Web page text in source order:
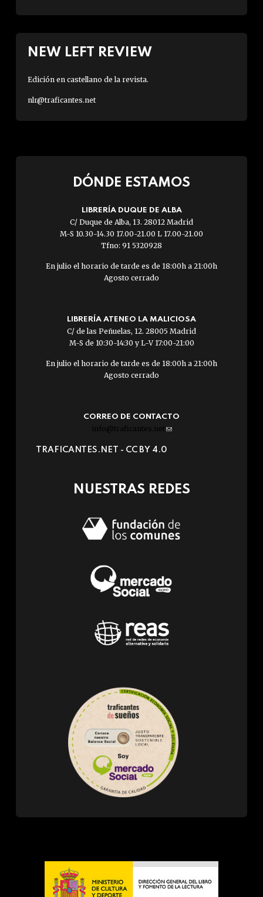
NEW LEFT REVIEW
Edición en castellano de la revista.
nlr@traficantes.net
DÓNDE ESTAMOS
LIBRERÍA DUQUE DE ALBA
C/ Duque de Alba, 13. 28012 Madrid
M-S 10.30-14.30 17.00-21.00 L 17.00-21.00
Tfno: 91 5320928
En julio el horario de tarde es de 18:00h a 21:00h
Agosto cerrado
LIBRERÍA ATENEO LA MALICIOSA
C/ de las Peñuelas, 12. 28005 Madrid
M-S de 10:30-14:30 y L-V 17:00-21:00
En julio el horario de tarde es de 18:00h a 21:00h
Agosto cerrado
CORREO DE CONTACTO
info@traficantes.net (link
e-
TRAFICANTES.NET - CC BY 4.0
NUESTRAS REDES